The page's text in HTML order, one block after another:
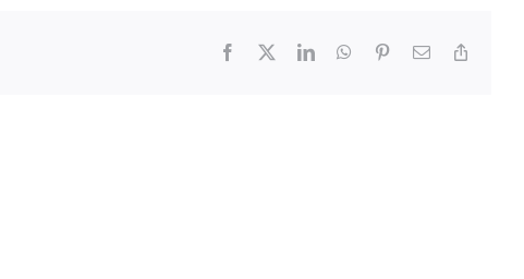
Facebook LinkedInWhatsApp
PinterestEmail